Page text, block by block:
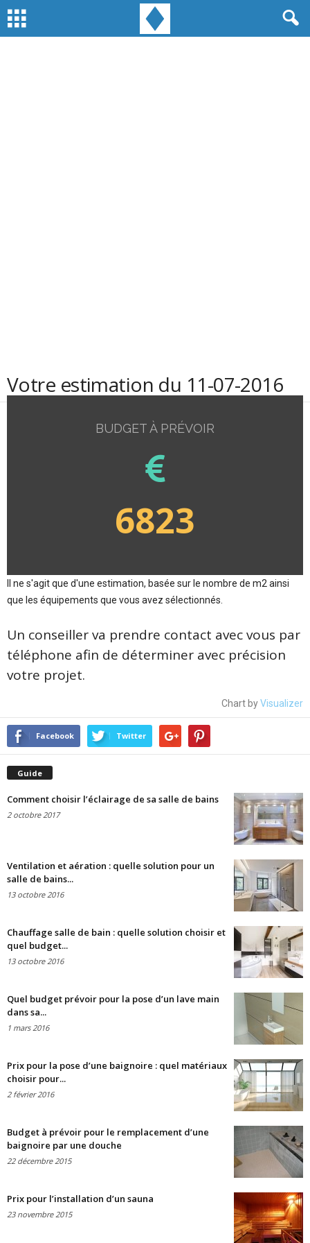
Votre estimation du 11-07-2016
BUDGET À PRÉVOIR
6823
Il ne s'agit que d'une estimation, basée sur le nombre de m2 ainsi
que les équipements que vous avez sélectionnés.
Un conseiller va prendre contact avec vous par
téléphone afin de déterminer avec précision
votre projet.
Chart byVisualizer
Facebook Twitter
Guide
Comment choisir l’éclairage de sa salle de bains
2 octobre 2017
Ventilation et aération : quelle solution pour un
salle de bains...
13 octobre 2016
Chauffage salle de bain : quelle solution choisir et
quel budget...
13 octobre 2016
Quel budget prévoir pour la pose d’un lave main
dans sa...
1 mars 2016
Prix pour la pose d’une baignoire : quel matériaux
choisir pour...
2 février 2016
Budget à prévoir pour le remplacement d’une
baignoire par une douche
22 décembre 2015
Prix pour l’installation d’un sauna
23 novembre 2015